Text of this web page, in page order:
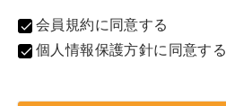
会員規約に同意する
個人情報保護方針に同意する